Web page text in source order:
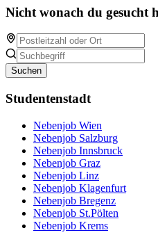
Nicht wonach du gesucht
Suchen
Studentenstadt
Nebenjob Wien
Nebenjob Salzburg
Nebenjob Innsbruck
Nebenjob Graz
Nebenjob Linz
Nebenjob Klagenfurt
Nebenjob Bregenz
Nebenjob St.Pölten
Nebenjob Krems